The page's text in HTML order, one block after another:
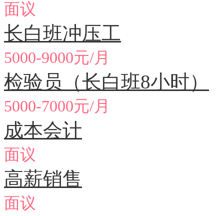
面议
长白班冲压工
5000-9000元/月
检验员（长白班8小时）
5000-7000元/月
成本会计
面议
高薪销售
面议